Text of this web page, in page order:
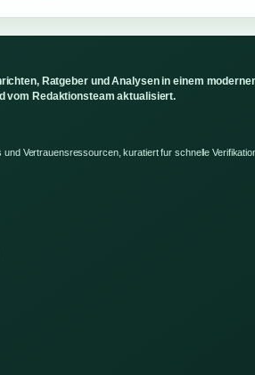
Ratgeber und Analysen in einem
vom Redaktionsteam aktualisiert.
und Vertrauensressourcen, kuratiert fur schnelle